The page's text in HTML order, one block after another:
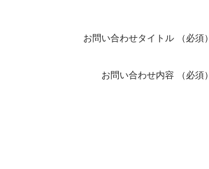
お問い合わせタイトル （必須）
お問い合わせ内容 （必須）